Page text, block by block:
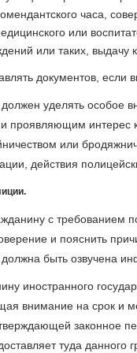
часа,
или
или таких, выдачу
документов, если
уделять особое
проявляющим интерес
или
действия
с требованием
и пояснить
быть озвучена
иностранного
внимание на срок и
законное
туда данного